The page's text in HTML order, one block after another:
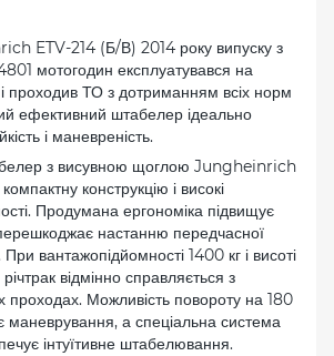
ETV-214 (Б/В) 2014 року випуску з
мотогодин експлуатувався на
і проходив ТО з дотриманням всіх норм
ефективний штабелер ідеально
і маневреність.
з висувною щоглою Jungheinrich
конструкцію і високі
Продумана ергономіка підвищує
перешкоджає настанню передчасної
вантажопідйомності 1400 кг і висоті
відмінно справляється з
проходах. Можливість повороту на 180
маневрування, а спеціальна система
інтуїтивне штабелювання.